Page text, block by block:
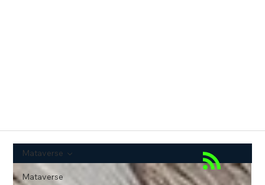
Mataverse
Mataverse